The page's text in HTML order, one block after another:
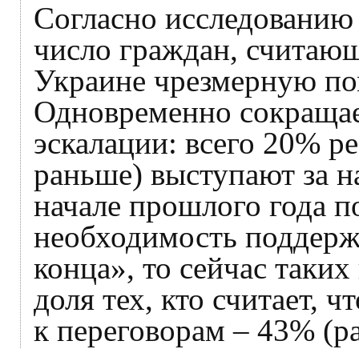
Согласно
число граждан,
Украине чрезмерную
Одновременно
эскалации: всего 20%
раньше) выступают за
начале прошлого года
необходимость
конца», то сейчас
доля тех, кто считает,
к переговорам – 43%